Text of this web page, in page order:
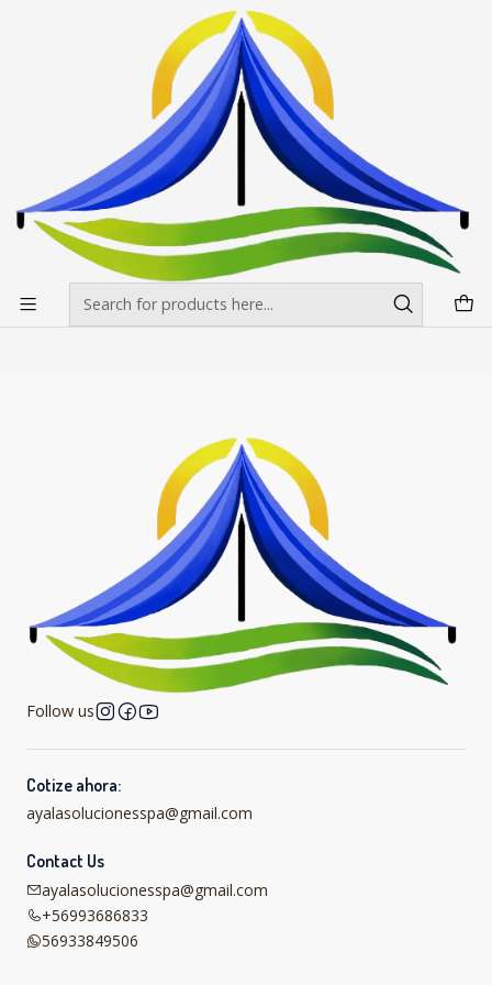
Envíos gratis desde $500.000 en Santiago
Pendones Roller Pendon Roller 200x300
Pendon Roller 200x300
Pendones Roller 300 x 200 mt
$359.000 CLP
Follow us
Cotize ahora:
ayalasolucionesspa@gmail.com
Contact Us
ayalasolucionesspa@gmail.com
+56993686833
56933849506